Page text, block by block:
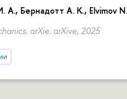
А., Бернадотт А. К., Elvimov
arXie. arXive, 2025